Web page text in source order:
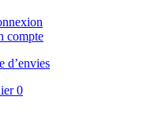
compte
d’envies
0